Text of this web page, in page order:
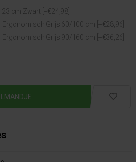
cm Zwart [+€24,98]
Ergonomisch Grijs 60/100 cm [+€28,96]
Ergonomisch Grijs 90/160 cm [+€36,26]